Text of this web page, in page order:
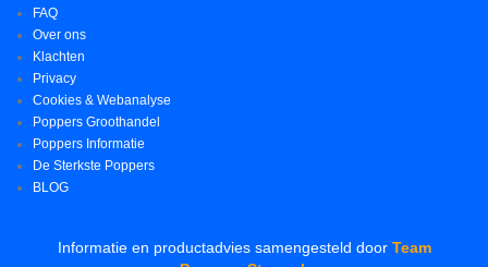
FAQ
Over ons
Klachten
Privacy
Cookies & Webanalyse
Poppers Groothandel
Poppers Informatie
De Sterkste Poppers
BLOG
Informatie en productadvies samengesteld door Team